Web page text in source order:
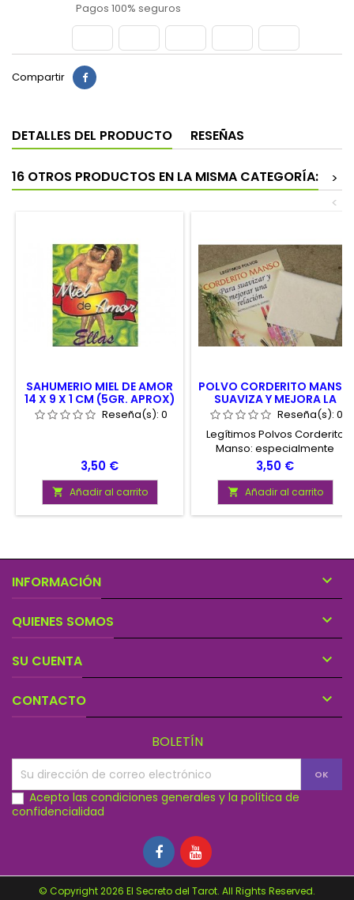
Pagos 100% seguros
Compartir
DETALLES DEL PRODUCTO RESEÑAS
16 OTROS PRODUCTOS EN LA MISMA CATEGORÍA:
>
<
SAHUMERIO MIEL DE AMOR
14 X 9 X 1 CM (5GR. APROX)
Reseña(s): 0
Precio
3,50 €
 Añadir al carrito
POLVO CORDERITO MANSO
SUAVIZA Y MEJORA LA
RELACIONReseña(s): 0
Legítimos Polvos Corderito
Manso: especialmente
efectivos para suavizar y
mejorar una relación. Se
acompaña de instrucciones.
Precio
3,50 €
 Añadir al carrito
INFORMACIÓN 
QUIENES SOMOS 
SU CUENTA 
CONTACTO 
BOLETÍN
Acepto las condiciones generales y la política de
confidencialidad
© Copyright 2026 El Secreto del Tarot. All Rights Reserved.